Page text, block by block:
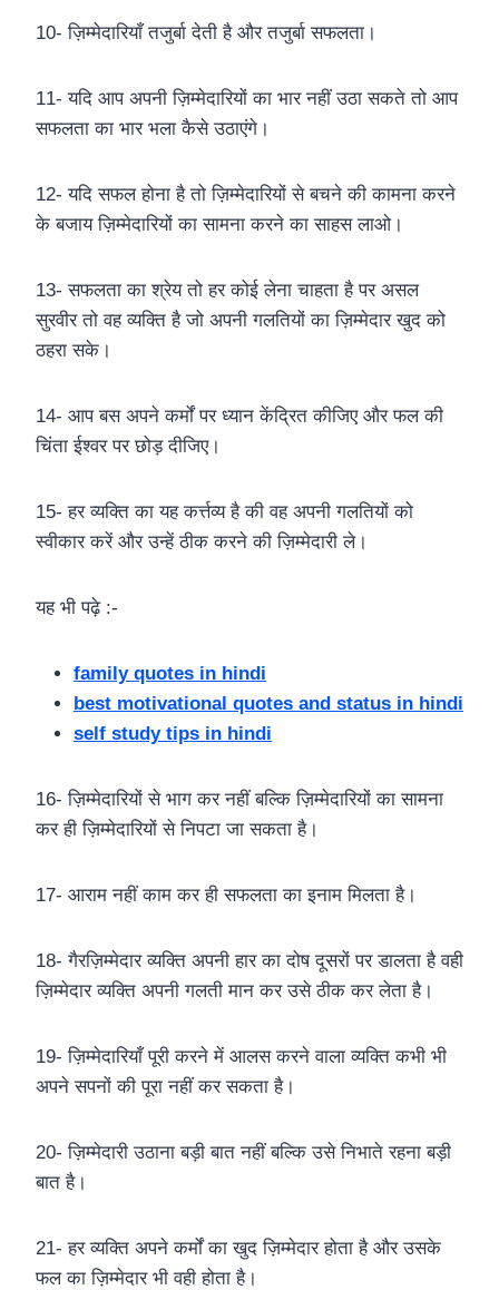
10- ज़िम्मेदारियाँ तजुर्बा देती है और तजुर्बा सफलता।
11- यदि आप अपनी ज़िम्मेदारियों का भार नहीं उठा सकते तो आप
सफलता का भार भला कैसे उठाएंगे।
12- यदि सफल होना है तो ज़िम्मेदारियों से बचने की कामना करने
के बजाय ज़िम्मेदारियों का सामना करने का साहस लाओ।
13- सफलता का श्रेय तो हर कोई लेना चाहता है पर असल
सुरवीर तो वह व्यक्ति है जो अपनी गलतियों का ज़िम्मेदार खुद को
ठहरा सके।
14- आप बस अपने कर्मों पर ध्यान केंद्रित कीजिए और फल की
चिंता ईश्वर पर छोड़ दीजिए।
15- हर व्यक्ति का यह कर्त्तव्य है की वह अपनी गलतियों को
स्वीकार करें और उन्हें ठीक करने की ज़िम्मेदारी ले।
यह भी पढ़े :-
family quotes in hindi
best motivational quotes and status in hindi
self study tips in hindi
16- ज़िम्मेदारियों से भाग कर नहीं बल्कि ज़िम्मेदारियों का सामना
कर ही ज़िम्मेदारियों से निपटा जा सकता है।
17- आराम नहीं काम कर ही सफलता का इनाम मिलता है।
18- गैरज़िम्मेदार व्यक्ति अपनी हार का दोष दूसरों पर डालता है वही
ज़िम्मेदार व्यक्ति अपनी गलती मान कर उसे ठीक कर लेता है।
19- ज़िम्मेदारियाँ पूरी करने में आलस करने वाला व्यक्ति कभी भी
अपने सपनों की पूरा नहीं कर सकता है।
20- ज़िम्मेदारी उठाना बड़ी बात नहीं बल्कि उसे निभाते रहना बड़ी
बात है।
21- हर व्यक्ति अपने कर्मों का खुद ज़िम्मेदार होता है और उसके
फल का ज़िम्मेदार भी वही होता है।